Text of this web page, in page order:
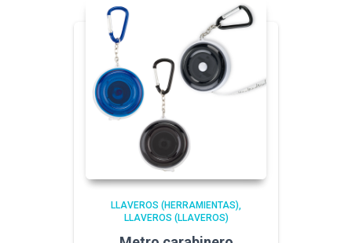
LLAVEROS (HERRAMIENTAS)
LLAVEROS (LLAVEROS)